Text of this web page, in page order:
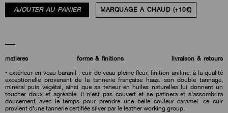
AJOUTER AU PANIER MARQUAGE À CHAUD (+10€)
matières forme & finitions
livraison & retours
• extérieur en veau baranil : cuir de veau pleine fleur, finition aniline, à la qualité
exceptionelle provenant de la tannerie française haas. son double tannage,
minéral puis végétal, ainsi que sa teneur en huiles naturelles lui donnent un
toucher doux et agréable. il n’est pas couvert et se patinera et s’assombrira
doucement avec le temps pour prendre une belle couleur caramel. ce cuir
provient d’une tannerie certifiée silver par le leather working group.